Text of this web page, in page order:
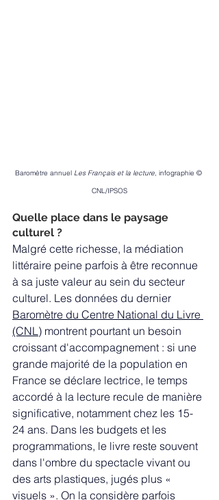
Baromètre annuel Les Français et la lecture, infographie ©
CNL/IPSOS
Quelle place dans le paysage
culturel ?
Malgré cette richesse, la médiation
littéraire peine parfois à être reconnue
à sa juste valeur au sein du secteur
culturel. Les données du dernier
Baromètre du Centre National du Livre
(CNL) montrent pourtant un besoin
croissant d'accompagnement : si une
grande majorité de la population en
France se déclare lectrice, le temps
accordé à la lecture recule de manière
significative, notamment chez les 15-
24 ans. Dans les budgets et les
programmations, le livre reste souvent
dans l'ombre du spectacle vivant ou
des arts plastiques, jugés plus «
visuels ». On la considère parfois